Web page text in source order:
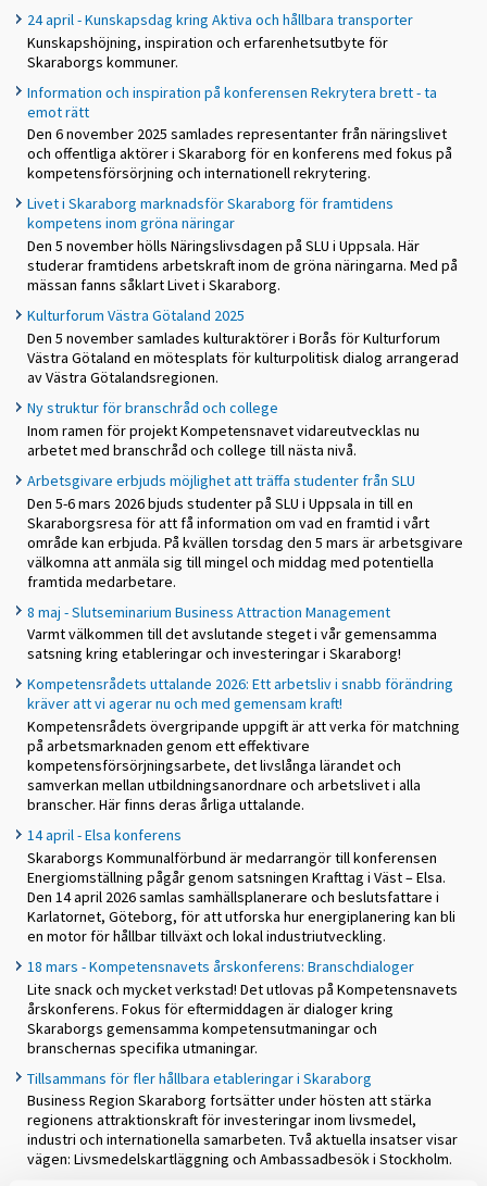
24 april - Kunskapsdag kring Aktiva och hållbara transporter
Kunskapshöjning, inspiration och erfarenhetsutbyte för
Skaraborgs kommuner.
Information och inspiration på konferensen Rekrytera brett - ta
emot rätt
Den 6 november 2025 samlades representanter från näringslivet
och offentliga aktörer i Skaraborg för en konferens med fokus på
kompetensförsörjning och internationell rekrytering.
Livet i Skaraborg marknadsför Skaraborg för framtidens
kompetens inom gröna näringar
Den 5 november hölls Näringslivsdagen på SLU i Uppsala. Här
studerar framtidens arbetskraft inom de gröna näringarna. Med på
mässan fanns såklart Livet i Skaraborg.
Kulturforum Västra Götaland 2025
Den 5 november samlades kulturaktörer i Borås för Kulturforum
Västra Götaland en mötesplats för kulturpolitisk dialog arrangerad
av Västra Götalandsregionen.
Ny struktur för branschråd och college
Inom ramen för projekt Kompetensnavet vidareutvecklas nu
arbetet med branschråd och college till nästa nivå.
Arbetsgivare erbjuds möjlighet att träffa studenter från SLU
Den 5-6 mars 2026 bjuds studenter på SLU i Uppsala in till en
Skaraborgsresa för att få information om vad en framtid i vårt
område kan erbjuda. På kvällen torsdag den 5 mars är arbetsgivare
välkomna att anmäla sig till mingel och middag med potentiella
framtida medarbetare.
8 maj - Slutseminarium Business Attraction Management
Varmt välkommen till det avslutande steget i vår gemensamma
satsning kring etableringar och investeringar i Skaraborg!
Kompetensrådets uttalande 2026: Ett arbetsliv i snabb förändring
kräver att vi agerar nu och med gemensam kraft!
Kompetensrådets övergripande uppgift är att verka för matchning
på arbetsmarknaden genom ett effektivare
kompetensförsörjningsarbete, det livslånga lärandet och
samverkan mellan utbildningsanordnare och arbetslivet i alla
branscher. Här finns deras årliga uttalande.
14 april - Elsa konferens
Skaraborgs Kommunalförbund är medarrangör till konferensen
Energiomställning pågår genom satsningen Krafttag i Väst – Elsa.
Den 14 april 2026 samlas samhällsplanerare och beslutsfattare i
Karlatornet, Göteborg, för att utforska hur energiplanering kan bli
en motor för hållbar tillväxt och lokal industriutveckling.
18 mars - Kompetensnavets årskonferens: Branschdialoger
Lite snack och mycket verkstad! Det utlovas på Kompetensnavets
årskonferens. Fokus för eftermiddagen är dialoger kring
Skaraborgs gemensamma kompetensutmaningar och
branschernas specifika utmaningar.
Tillsammans för fler hållbara etableringar i Skaraborg
Business Region Skaraborg fortsätter under hösten att stärka
regionens attraktionskraft för investeringar inom livsmedel,
industri och internationella samarbeten. Två aktuella insatser visar
vägen: Livsmedelskartläggning och Ambassadbesök i Stockholm.